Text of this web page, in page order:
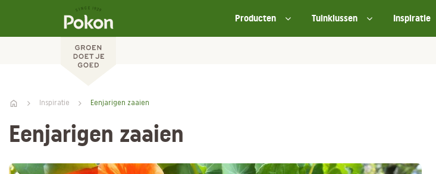
Producten Tuinklussen Inspiratie
Inspiratie Eenjarigen zaaien
Eenjarigen zaaien